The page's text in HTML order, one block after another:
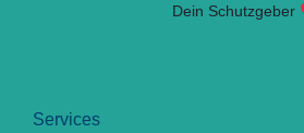
Dein Schutzgeber
Services